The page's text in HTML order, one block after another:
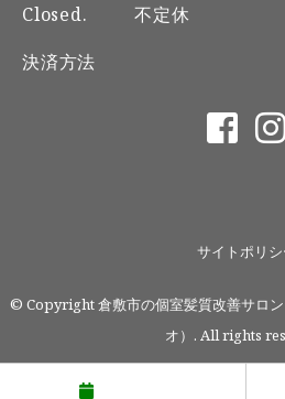
Closed.
不定休
決済方法
サイトポリ
© Copyright 倉敷市の個室髪質改善サロ
オ）. All rights